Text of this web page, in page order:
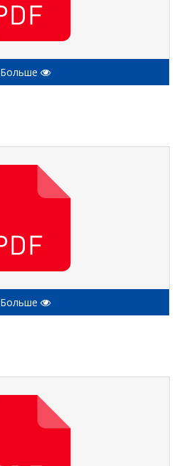
Больше
Больше